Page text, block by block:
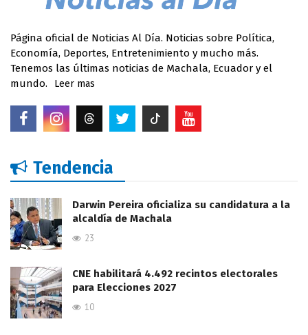
Página oficial de Noticias Al Día. Noticias sobre Política,
Economía, Deportes, Entretenimiento y mucho más.
Tenemos las últimas noticias de Machala, Ecuador y el
mundo.
Leer mas
Tendencia
Darwin Pereira oficializa su candidatura a la
alcaldía de Machala
23
CNE habilitará 4.492 recintos electorales
para Elecciones 2027
10